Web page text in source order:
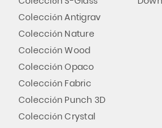
Colección Antigrav
Colección Nature
Colección Wood
Colección Opaco
Colección Fabric
Colección Punch 3D
Colección Crystal